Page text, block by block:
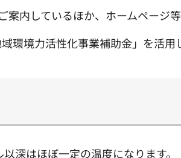
内しているほか、ホームページ
環境力活性化事業補助金」を活用
深はほぼ一定の温度になります。